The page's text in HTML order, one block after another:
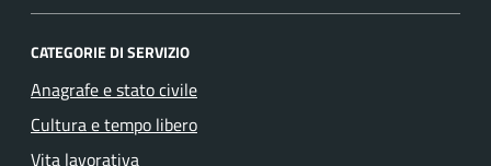
CATEGORIE DI SERVIZIO
Anagrafe e stato civile
Cultura e tempo libero
Vita lavorativa